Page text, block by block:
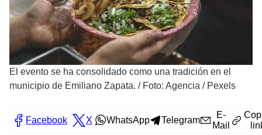
El evento se ha consolidado como una tradición en el
municipio de Emiliano Zapata. / Foto: Agencia / Pexels
Facebook X WhatsApp Telegram
E-
Mail